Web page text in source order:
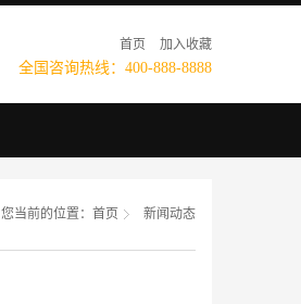
首页 加入收藏
全国咨询热线：400-888-8888
您当前的位置： 首页 新闻动态